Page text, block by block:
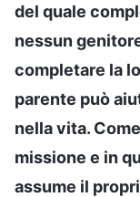
del quale
nessun
completare la
parente può
nella vita.
missione e in
assume il